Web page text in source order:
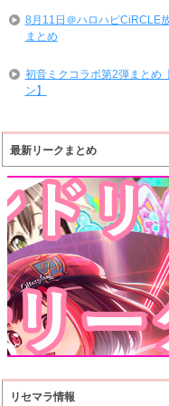
8月11日＠ハロハピCiRCLE
まとめ
初音ミクコラボ第2弾まとめ
ン】
最新リークまとめ
リセマラ情報